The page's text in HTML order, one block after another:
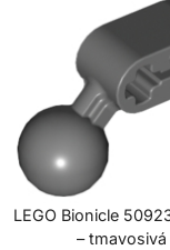
LEGO Bionicle
– tmavosivá